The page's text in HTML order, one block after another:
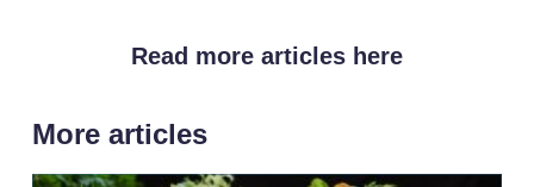
Read more articles here
More articles